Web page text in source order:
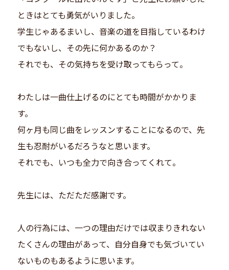
ときはとても勇気がいりました。
学生じゃあるまいし、音楽の道を目指しているわけ
でもないし、その先に何かあるのか？
それでも、その気持ちを受け取ってもらって。
わたしは一曲仕上げるのにとても時間がかかりま
す。
何ヶ月も同じ曲をレッスンすることになるので、先
生も忍耐がいるだろうなと思います。
それでも、いつも全力で向き合ってくれて。
先生には、ただただ感謝です。
人の行為には、一つの理由だけでは収まりきれない
たくさんの理由があって、自分自身でも気づいてい
ないものもあるように思います。